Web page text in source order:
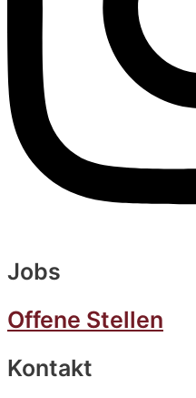
Jobs
Offene Stellen
Kontakt